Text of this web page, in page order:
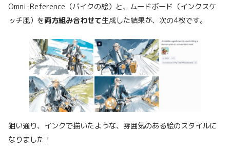
Omni-Reference（バイクの絵）と、ムードボード（インクスケ
ッチ風）を両方組み合わせて生成した結果が、次の4枚です。
狙い通り、インクで描いたような、雰囲気のある絵のスタイルに
なりました！